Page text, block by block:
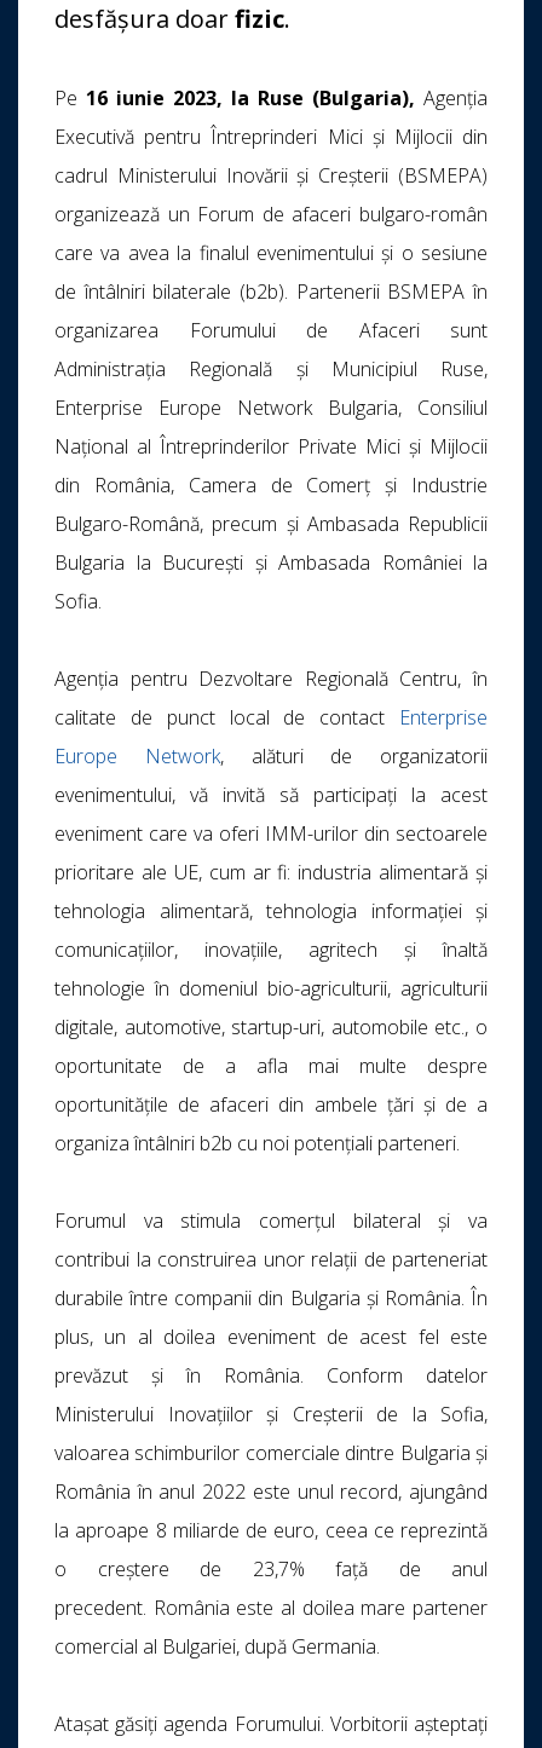
desfășura doarfizic.
Pe 16 iunie 2023, la Ruse (Bulgaria), Agenţia
Executivă pentru Întreprinderi Mici şi Mijlocii din
cadrul Ministerului Inovării și Creșterii (BSMEPA)
organizează un Forum de afaceri bulgaro-român
care va avea la finalul evenimentului și o sesiune
de întâlniri bilaterale (b2b). Partenerii BSMEPA în
organizarea Forumului de Afaceri sunt
Administrația Regională și Municipiul Ruse,
Enterprise Europe Network Bulgaria, Consiliul
Național al Întreprinderilor Private Mici și Mijlocii
din România, Camera de Comerț și Industrie
Bulgaro-Română, precum și Ambasada Republicii
Bulgaria la București și Ambasada României la
Sofia.
Agenția pentru Dezvoltare Regională Centru, în
calitate de punct local de contact Enterprise
Europe Network, alături de organizatorii
evenimentului, vă invită să participați la acest
eveniment care va oferi IMM-urilor din sectoarele
prioritare ale UE, cum ar fi: industria alimentară și
tehnologia alimentară, tehnologia informației şi
comunicațiilor, inovațiile, agritech şi înaltă
tehnologie în domeniul bio-agriculturii, agriculturii
digitale, automotive, startup-uri, automobile etc., o
oportunitate de a afla mai multe despre
oportunitățile de afaceri din ambele țări și de a
organiza întâlniri b2b cu noi potențiali parteneri.
Forumul va stimula comerțul bilateral și va
contribui la construirea unor relații de parteneriat
durabile între companii din Bulgaria și România. În
plus, un al doilea eveniment de acest fel este
prevăzut și în România. Conform datelor
Ministerului Inovațiilor și Creșterii de la Sofia,
valoarea schimburilor comerciale dintre Bulgaria şi
România în anul 2022 este unul record, ajungând
la aproape 8 miliarde de euro, ceea ce reprezintă
o creştere de 23,7% faţă de anul
precedent. România este al doilea mare partener
comercial al Bulgariei, după Germania.
Atașat găsiți agenda Forumului. Vorbitorii așteptați